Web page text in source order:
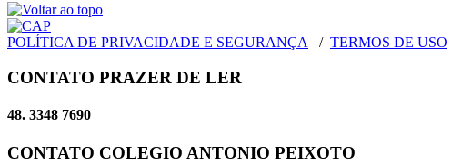
POLÍTICA DE PRIVACIDADE E SEGURANÇA / TERMOS DE USO
CONTATO PRAZER DE LER
48. 3348 7690
CONTATO COLEGIO ANTONIO PEIXOTO